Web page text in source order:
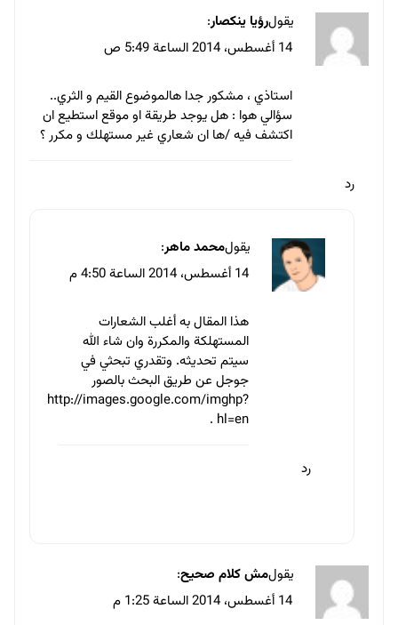
يقولرؤيا ينكصار:
14 أغسطس، 2014 الساعة 5:49 ص
استاذي ، مشكور جدا هالموضوع القيم و الثري..
سؤالي هوا : هل يوجد طريقة او موقع استطيع ان
اكتشف فيه /ها ان شعاري غير مستهلك و مكرر ؟
رد
يقولمحمد ماهر:
14 أغسطس، 2014 الساعة 4:50 م
هذا المقال به أغلب الشعارات
المستهلكة والمكررة وان شاء الله
سيتم تحديثه. وتقدري تبحثي في
جوجل عن طريق البحث بالصور
http://images.google.com/imghp?
hl=en
.
رد
يقولمش كلام صحيح:
14 أغسطس، 2014 الساعة 1:25 م